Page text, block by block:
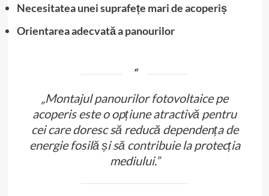
Necesitatea unei suprafețe mari de acoperiș
Orientarea adecvată a panourilor
„Montajul panourilor fotovoltaice pe
acoperis este o opțiune atractivă pentru
cei care doresc să reducă dependența de
energie fosilă și să contribuie la protecția
mediului.”